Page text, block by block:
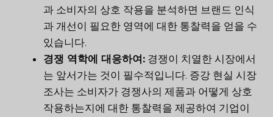
과 소비자의 상호 작용을 분석하면 브랜드 인식
과 개선이 필요한 영역에 대한 통찰력을 얻을 수
있습니다.
경쟁 역학에 대응하여: 경쟁이 치열한 시장에서
는 앞서가는 것이 필수적입니다. 증강 현실 시장
조사는 소비자가 경쟁사의 제품과 어떻게 상호
작용하는지에 대한 통찰력을 제공하여 기업이